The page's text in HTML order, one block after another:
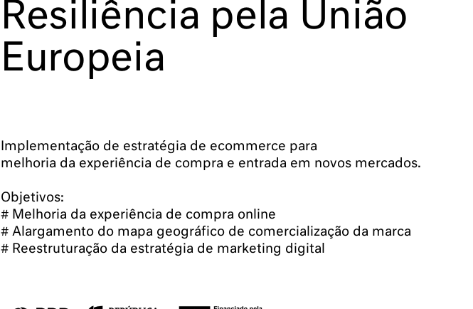
Resiliência pela União
Europeia
Implementação de estratégia de ecommerce para
melhoria da experiência de compra e entrada em novos mercados.
Objetivos:
# Melhoria da experiência de compra online
# Alargamento do mapa geográfico de comercialização da marca
# Reestruturação da estratégia de marketing digital